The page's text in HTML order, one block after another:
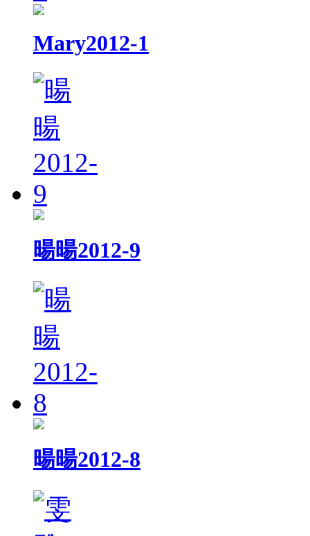
Mary2012-1
暘暘2012-9
暘暘2012-8